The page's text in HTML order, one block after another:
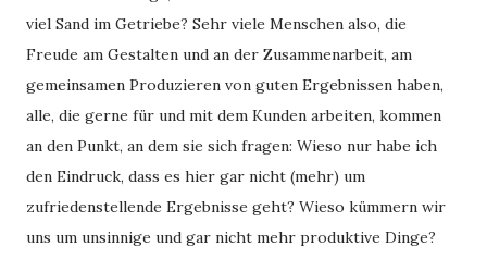
viel Sand im Getriebe? Sehr viele Menschen also, die
Freude am Gestalten und an der Zusammenarbeit, am
gemeinsamen Produzieren von guten Ergebnissen haben,
alle, die gerne für und mit dem Kunden arbeiten, kommen
an den Punkt, an dem sie sich fragen: Wieso nur habe ich
den Eindruck, dass es hier gar nicht (mehr) um
zufriedenstellende Ergebnisse geht? Wieso kümmern wir
uns um unsinnige und gar nicht mehr produktive Dinge?